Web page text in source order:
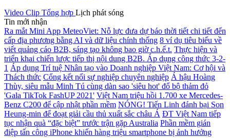
Video Clip Tổng hợp Lịch phát sóng
Tin mới nhận
Ra mắt Mini App MeteoViet: Nỗ lực đưa dự báo thời tiết chi tiết đến
cấp địa phương bằng AI và dữ liệu chính thống 8 ví dụ tiêu biểu về
viết quảng cáo B2B, sáng tạo không bao giờ c.h.ế.t. Thực hiện và
triển khai chiến lược tiếp thị nội dung B2B. Áp dụng công thức 3-2-
1 Áp dụng Trí tuệ Nhân tạo vào Doanh nghiệp Việt Nam: Cơ hội và
Thách thức Cổng kết nối sự nghiệp chuyên nghiệp Á hậu Hoàng
Thùy, siêu mẫu Minh Tú cùng dàn sao 'siêu hot' đổ bộ thảm đỏ
'Gala TikTok FashUP 2021' Việt Nam triệu hồi 1.700 xe Mercedes-
Benz C200 để cập nhật phần mềm NÓNG! Tiến Linh đánh bại Son
Heung-min để đoạt giải cầu thủ xuất sắc châu Á ĐT Việt Nam tiếp
tục nhận quà “đặc biệt” trước trận gặp Australia Phần mềm gián
điệp tấn công iPhone khiến hàng triệu smartphone bị ảnh hưởng